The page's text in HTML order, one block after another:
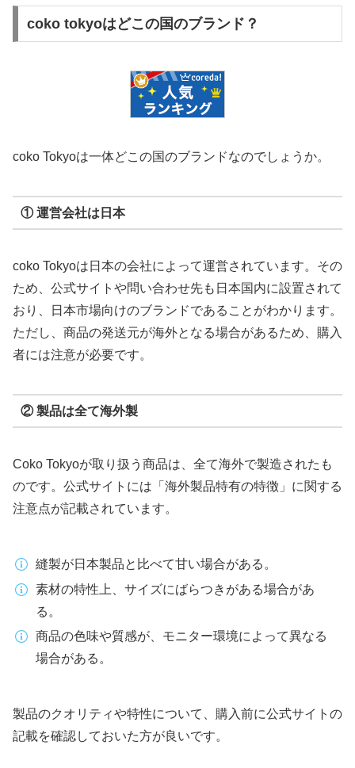
coko tokyoはどこの国のブランド？
coko Tokyoは一体どこの国のブランドなのでしょうか。
① 運営会社は日本
coko Tokyoは日本の会社によって運営されています。その
ため、公式サイトや問い合わせ先も日本国内に設置されて
おり、日本市場向けのブランドであることがわかります。
ただし、商品の発送元が海外となる場合があるため、購入
者には注意が必要です。
② 製品は全て海外製
Coko Tokyoが取り扱う商品は、全て海外で製造されたも
のです。公式サイトには「海外製品特有の特徴」に関する
注意点が記載されています。
縫製が日本製品と比べて甘い場合がある。
素材の特性上、サイズにばらつきがある場合があ
る。
商品の色味や質感が、モニター環境によって異なる
場合がある。
製品のクオリティや特性について、購入前に公式サイトの
記載を確認しておいた方が良いです。